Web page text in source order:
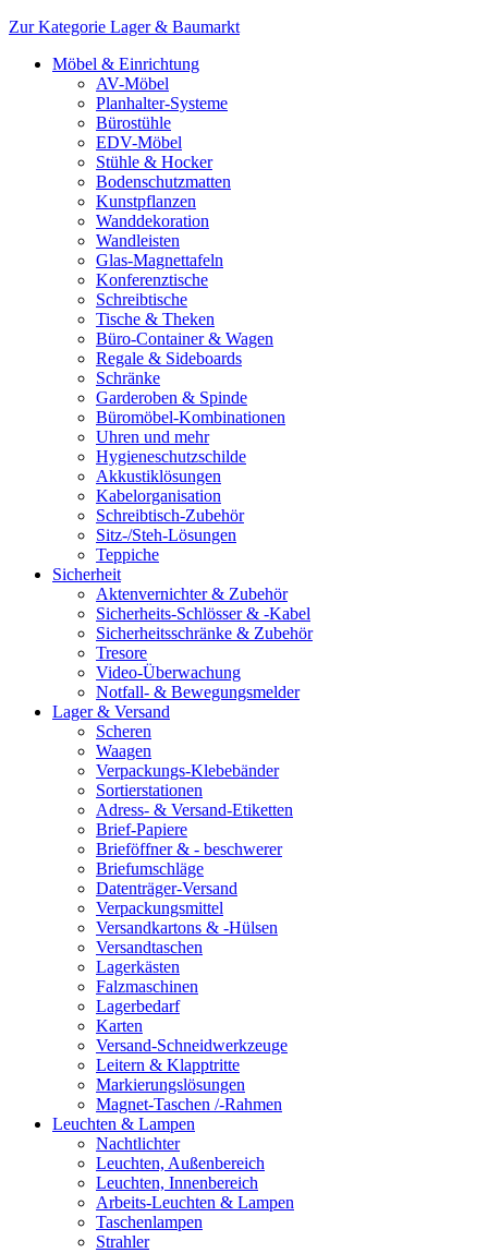
Zur Kategorie Lager & Baumarkt
Möbel & Einrichtung
AV-Möbel
Planhalter-Systeme
Bürostühle
EDV-Möbel
Stühle & Hocker
Bodenschutzmatten
Kunstpflanzen
Wanddekoration
Wandleisten
Glas-Magnettafeln
Konferenztische
Schreibtische
Tische & Theken
Büro-Container & Wagen
Regale & Sideboards
Schränke
Garderoben & Spinde
Büromöbel-Kombinationen
Uhren und mehr
Hygieneschutzschilde
Akkustiklösungen
Kabelorganisation
Schreibtisch-Zubehör
Sitz-/Steh-Lösungen
Teppiche
Sicherheit
Aktenvernichter & Zubehör
Sicherheits-Schlösser & -Kabel
Sicherheitsschränke & Zubehör
Tresore
Video-Überwachung
Notfall- & Bewegungsmelder
Lager & Versand
Scheren
Waagen
Verpackungs-Klebebänder
Sortierstationen
Adress- & Versand-Etiketten
Brief-Papiere
Brieföffner & - beschwerer
Briefumschläge
Datenträger-Versand
Verpackungsmittel
Versandkartons & -Hülsen
Versandtaschen
Lagerkästen
Falzmaschinen
Lagerbedarf
Karten
Versand-Schneidwerkzeuge
Leitern & Klapptritte
Markierungslösungen
Magnet-Taschen /-Rahmen
Leuchten & Lampen
Nachtlichter
Leuchten, Außenbereich
Leuchten, Innenbereich
Arbeits-Leuchten & Lampen
Taschenlampen
Strahler